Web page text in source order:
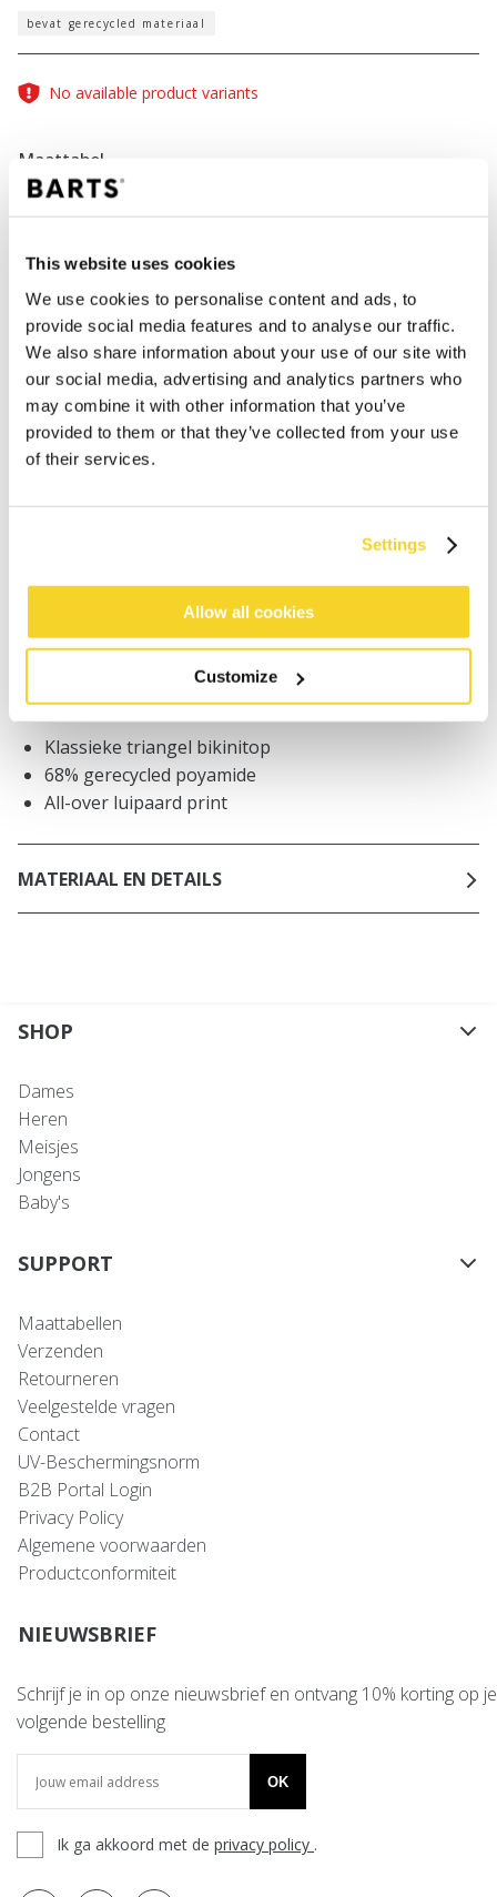
This website uses cookies
We use cookies to personalise content and ads, to
provide social media features and to analyse our traffic.
We also share information about your use of our site with
our social media, advertising and analytics partners who
may combine it with other information that you’ve
provided to them or that they’ve collected from your use
of their services.
Settings
Allow all cookies
Customize
bevat gerecycled materiaal
No available product variants
Maattabel
KLEURblue
IN WINKELWAGEN
Bestellingen die op werkdagen vóór 12:00 uur
Gratis verzending voor orders boven € 50,- binnen
Binnen 30 dagen retourneren
BESCHRIJVING
Klassieke triangel bikinitop
68% gerecycled poyamide
All-over luipaard print
MATERIAAL EN DETAILS
SHOP
Dames
Heren
Meisjes
Jongens
Baby's
SUPPORT
Maattabellen
Verzenden
Retourneren
Veelgestelde vragen
Contact
UV-Beschermingsnorm
B2B Portal Login
Privacy Policy
Algemene voorwaarden
Productconformiteit
NIEUWSBRIEF
Schrijf je in op onze nieuwsbrief en ontvang 10% korting op je
volgende bestelling
OK
Ik ga akkoord met de privacy policy .